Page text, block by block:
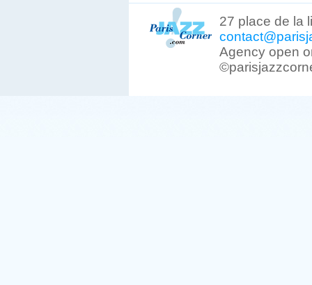
27 place de la
Agency open